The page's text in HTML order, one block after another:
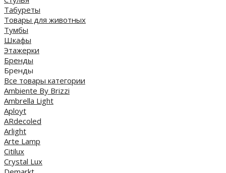
Табуреты
Товары для животных
Тумбы
Шкафы
Этажерки
Бренды
Бренды
Все товары категории
Ambiente By Brizzi
Ambrella Light
Aployt
ARdecoled
Arlight
Arte Lamp
Citilux
Crystal Lux